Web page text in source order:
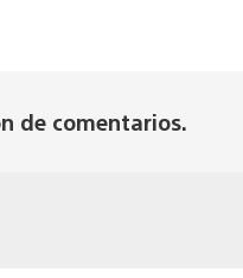
de comentarios.